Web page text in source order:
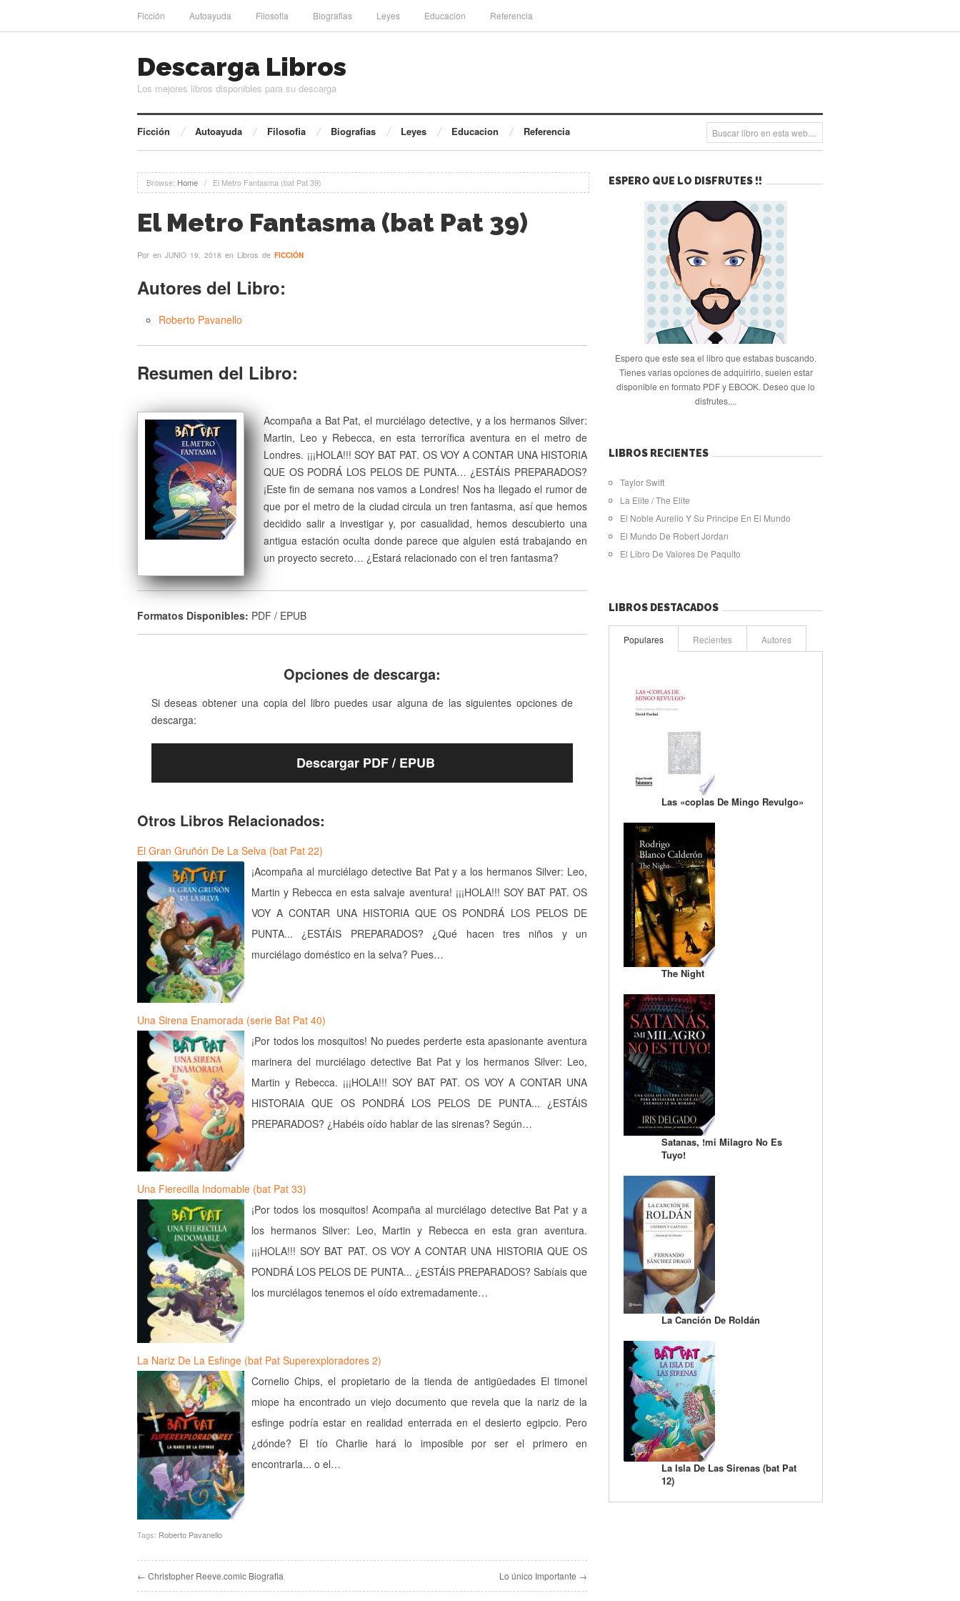
Ficción Autoayuda Filosofia Biografias Leyes Educacion Referencia
Descarga Libros
Los mejores libros disponibles para su descarga
Ficción Autoayuda Filosofia Biografias Leyes Educacion Referencia
Browse: Home / El Metro Fantasma (bat Pat 39)
El Metro Fantasma (bat Pat 39)
Por en JUNIO 19, 2018 en Libros de FICCIÓN
Autores del Libro:
Roberto Pavanello
Resumen del Libro:
Acompaña a Bat Pat, el murciélago detective, y a los hermanos Silver:
Martin, Leo y Rebecca, en esta terrorífica aventura en el metro de
Londres. ¡¡¡HOLA!!! SOY BAT PAT. OS VOY A CONTAR UNA HISTORIA
QUE OS PODRÁ LOS PELOS DE PUNTA… ¿ESTÁIS PREPARADOS?
¡Este fin de semana nos vamos a Londres! Nos ha llegado el rumor de
que por el metro de la ciudad circula un tren fantasma, así que hemos
decidido salir a investigar y, por casualidad, hemos descubierto una
antigua estación oculta donde parece que alguien está trabajando en
un proyecto secreto… ¿Estará relacionado con el tren fantasma?
Formatos Disponibles: PDF / EPUB
Opciones de descarga:
Si deseas obtener una copia del libro puedes usar alguna de las siguientes opciones de
descarga:
Descargar PDF / EPUB
Otros Libros Relacionados:
El Gran Gruñón De La Selva (bat Pat 22)
¡Acompaña al murciélago detective Bat Pat y a los hermanos Silver: Leo,
Martin y Rebecca en esta salvaje aventura! ¡¡¡HOLA!!! SOY BAT PAT. OS
VOY A CONTAR UNA HISTORIA QUE OS PONDRÁ LOS PELOS DE
PUNTA... ¿ESTÁIS PREPARADOS? ¿Qué hacen tres niños y un
murciélago doméstico en la selva? Pues…
Una Sirena Enamorada (serie Bat Pat 40)
¡Por todos los mosquitos! No puedes perderte esta apasionante aventura
marinera del murciélago detective Bat Pat y los hermanos Silver: Leo,
Martin y Rebecca. ¡¡¡HOLA!!! SOY BAT PAT. OS VOY A CONTAR UNA
HISTORAIA QUE OS PONDRÁ LOS PELOS DE PUNTA... ¿ESTÁIS
PREPARADOS? ¿Habéis oído hablar de las sirenas? Según…
Una Fierecilla Indomable (bat Pat 33)
¡Por todos los mosquitos! Acompaña al murciélago detective Bat Pat y a
los hermanos Silver: Leo, Martin y Rebecca en esta gran aventura.
¡¡¡HOLA!!! SOY BAT PAT. OS VOY A CONTAR UNA HISTORIA QUE OS
PONDRÁ LOS PELOS DE PUNTA... ¿ESTÁIS PREPARADOS? Sabíais que
los murciélagos tenemos el oído extremadamente…
La Nariz De La Esfinge (bat Pat Superexploradores 2)
Cornelio Chips, el propietario de la tienda de antigüedades El timonel
miope ha encontrado un viejo documento que revela que la nariz de la
esfinge podría estar en realidad enterrada en el desierto egipcio. Pero
¿dónde? El tío Charlie hará lo imposible por ser el primero en
encontrarla... o el…
Tags: Roberto Pavanello
← Christopher Reeve.comic Biografia Lo único Importante →
ESPERO QUE LO DISFRUTES !!
Espero que este sea el libro que estabas buscando.
Tienes varias opciones de adquirirlo, suelen estar
disponible en formato PDF y EBOOK. Deseo que lo
disfrutes....
LIBROS RECIENTES
Taylor Swift
La Elite / The Elite
El Noble Aurelio Y Su Principe En El Mundo
El Mundo De Robert Jordan
El Libro De Valores De Paquito
LIBROS DESTACADOS
Populares Recientes Autores
Las «coplas De Mingo Revulgo»
The Night
Satanas, !mi Milagro No Es
Tuyo!
La Canción De Roldán
La Isla De Las Sirenas (bat Pat
12)